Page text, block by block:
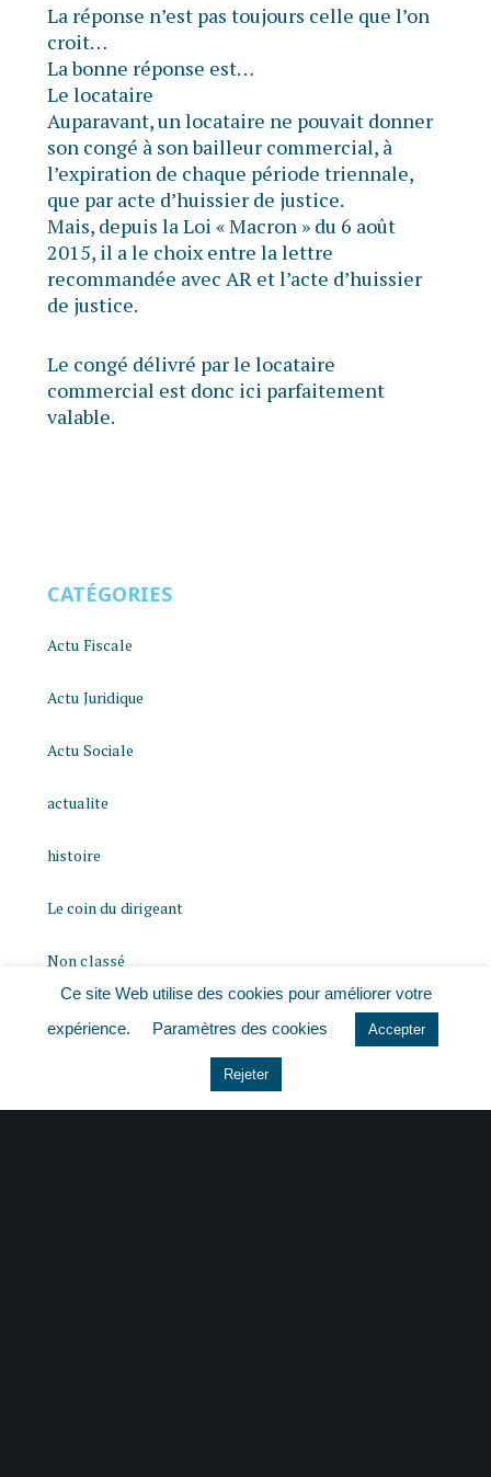
La réponse n’est pas toujours celle que l’on
croit…
La bonne réponse est…
Le locataire
Auparavant, un locataire ne pouvait donner
son congé à son bailleur commercial, à
l’expiration de chaque période triennale,
que par acte d’huissier de justice.
Mais, depuis la Loi « Macron » du 6 août
2015, il a le choix entre la lettre
recommandée avec AR et l’acte d’huissier
de justice.
Le congé délivré par le locataire
commercial est donc ici parfaitement
valable.
CATÉGORIES
Actu Fiscale
Actu Juridique
Actu Sociale
actualite
histoire
Le coin du dirigeant
Non classé
Ce site Web utilise des cookies pour améliorer votre
expérience.
Paramètres des cookies Accepter
Rejeter